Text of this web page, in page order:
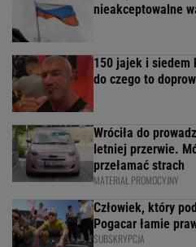
nieakceptowalne
150 jajek i siedem
do czego to
Wróciła do
letniej przerwie.
przełamać strach
MATERIAŁ PROMOCYJNY
Człowiek, który
Pogacar łamie
SUBSKRYPCJA